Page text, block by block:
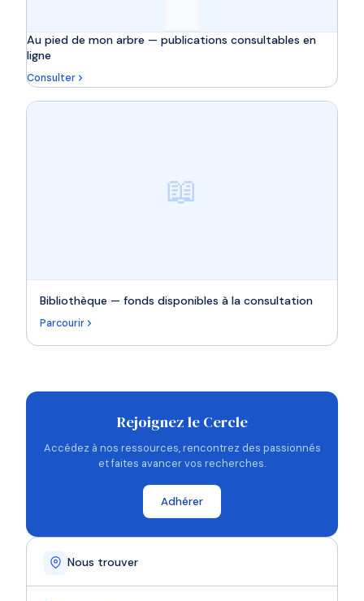
Au pied de mon arbre — publications consultables en
ligne
Consulter
📖
Bibliothèque — fonds disponibles à la consultation
Parcourir
Rejoignez le Cercle
Accédez à nos ressources, rencontrez des passionnés
et faites avancer vos recherches.
Adhérer
Nous trouver